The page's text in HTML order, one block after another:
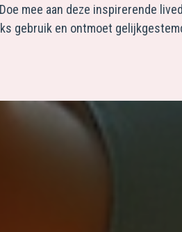
mee aan deze inspirerende
gebruik en ontmoet